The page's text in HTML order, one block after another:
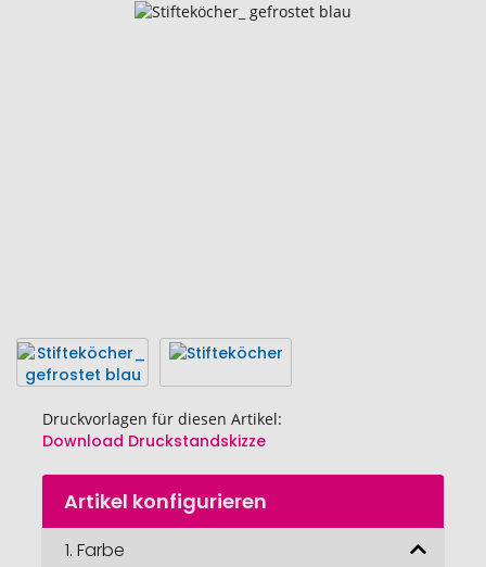
Druckvorlagen für diesen Artikel:
Download Druckstandskizze
Zum
Anfang
Bildgalerie
Artikel konfigurieren
1. Farbe